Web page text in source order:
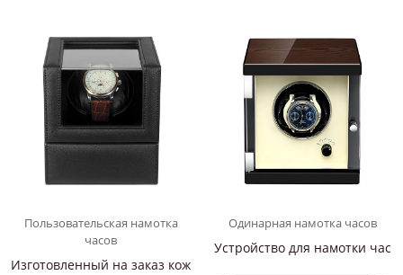
Пользовательская намотка
часов
Изготовленный на заказ кож
Одинарная намотка часов
Устройство для намотки час